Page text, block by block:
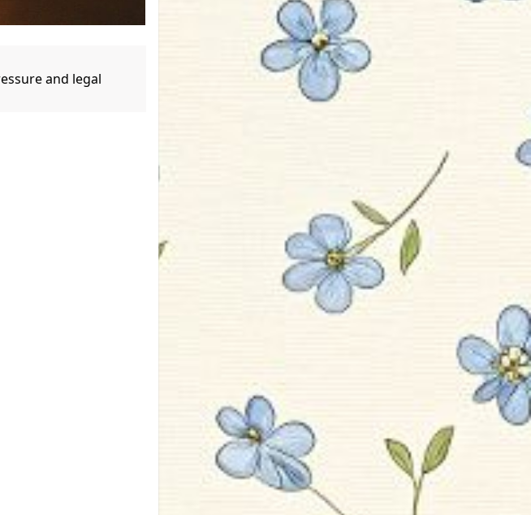
and legal